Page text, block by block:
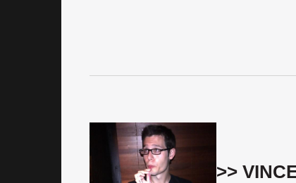
>>